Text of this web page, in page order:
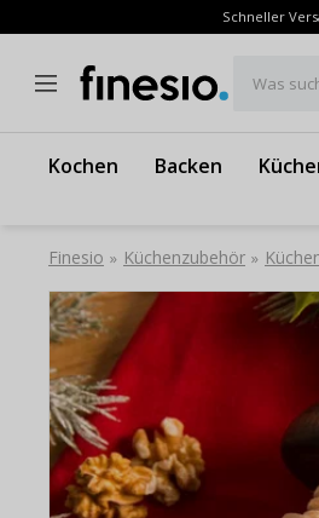
Schneller
Was
Kochen Backen
Finesio » Küchenzubehör »